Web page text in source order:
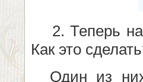
2. Теперь
Как это
Один из них